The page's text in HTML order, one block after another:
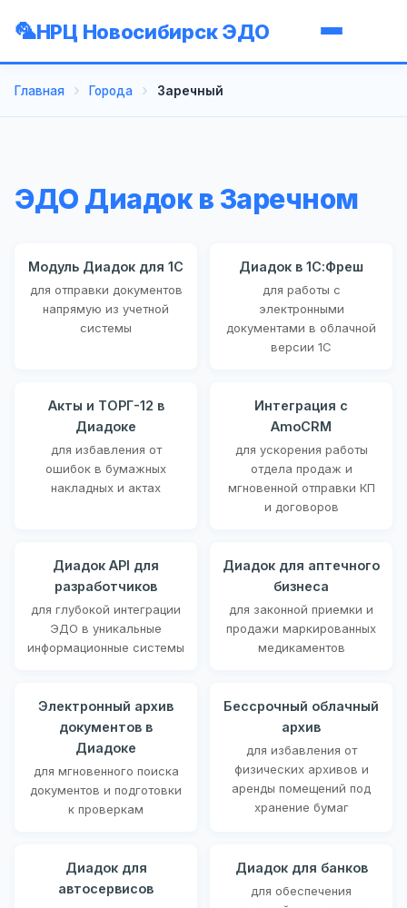
НРЦ Новосибирск ЭДО
Главная Города Заречный
ЭДО Диадок в Заречном
Модуль Диадок для 1С
для отправки документов
напрямую из учетной
системы
Диадок в 1С:Фреш
для работы с
электронными
документами в облачной
версии 1С
Акты и ТОРГ-12 в
Диадоке
для избавления от
ошибок в бумажных
накладных и актах
Интеграция с
AmoCRM
для ускорения работы
отдела продаж и
мгновенной отправки КП
и договоров
Диадок API для
разработчиков
для глубокой интеграции
ЭДО в уникальные
информационные системы
Диадок для аптечного
бизнеса
для законной приемки и
продажи маркированных
медикаментов
Электронный архив
документов в
Диадоке
для мгновенного поиска
документов и подготовки
к проверкам
Бессрочный облачный
архив
для избавления от
физических архивов и
аренды помещений под
хранение бумаг
Диадок для
автосервисов
Диадок для банков
для обеспечения